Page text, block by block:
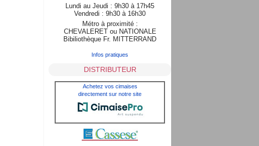
Lundi au Jeudi : 9h30 à 17h45
Vendredi : 9h30 à 16h30
Métro à proximité :
CHEVALERET ou NATIONALE
Bibiliothèque Fr. MITTERRAND
Infos pratiques
DISTRIBUTEUR
Achetez vos cimaises
directement sur notre site